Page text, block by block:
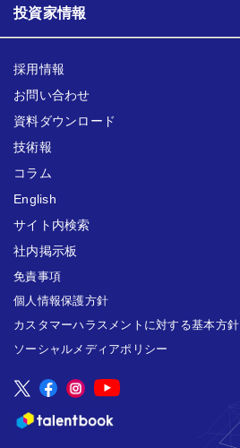
投資家情報
採用情報
お問い合わせ
資料ダウンロード
技術報
コラム
English
サイト内検索
社内掲示板
免責事項
個人情報保護方針
カスタマーハラスメントに対する基本方針
ソーシャルメディアポリシー